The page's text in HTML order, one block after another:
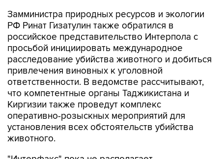
Замминистра природных ресурсов и экологии
РФ Ринат Гизатулин также обратился в
российское представительство Интерпола с
просьбой инициировать международное
расследование убийства животного и добиться
привлечения виновных к уголовной
ответственности. В ведомстве рассчитывают,
что компетентные органы Таджикистана и
Киргизии также проведут комплекс
оперативно-розыскных мероприятий для
установления всех обстоятельств убийства
животного.